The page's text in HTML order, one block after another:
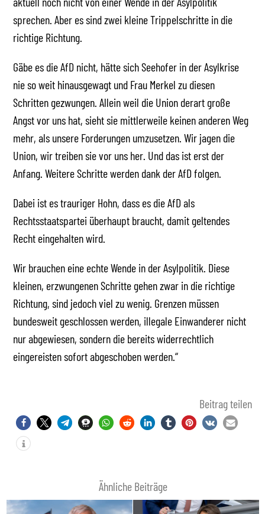
sprechen. Aber es sind zwei kleine Trippelschritte in die
richtige Richtung.
Gäbe es die AfD nicht, hätte sich Seehofer in der Asylkrise
nie so weit hinausgewagt und Frau Merkel zu diesen
Schritten gezwungen. Allein weil die Union derart große
Angst vor uns hat, sieht sie mittlerweile keinen anderen Weg
mehr, als unsere Forderungen umzusetzen. Wir jagen die
Union, wir treiben sie vor uns her. Und das ist erst der
Anfang. Weitere Schritte werden dank der AfD folgen.
Dabei ist es trauriger Hohn, dass es die AfD als
Rechtsstaatspartei überhaupt braucht, damit geltendes
Recht eingehalten wird.
Wir brauchen eine echte Wende in der Asylpolitik. Diese
kleinen, erzwungenen Schritte gehen zwar in die richtige
Richtung, sind jedoch viel zu wenig. Grenzen müssen
bundesweit geschlossen werden, illegale Einwanderer nicht
nur abgewiesen, sondern die bereits widerrechtlich
eingereisten sofort abgeschoben werden.“
Beitrag teilen
Ähnliche Beiträge